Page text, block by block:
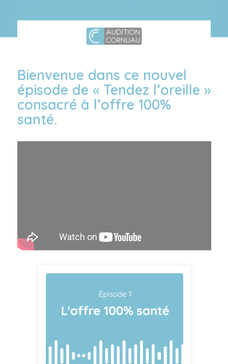
Bienvenue dans ce nouvel
épisode de « Tendez l’oreille »
consacré à l’offre 100%
santé.